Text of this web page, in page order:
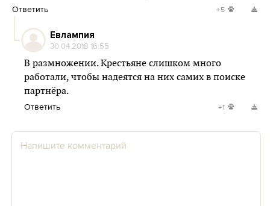
Ответить +5
Евлампия
30.04.2018 16:55
В размножении. Крестьяне слишком много
работали, чтобы надеятся на них самих в поиске
партнёра.
Ответить +1